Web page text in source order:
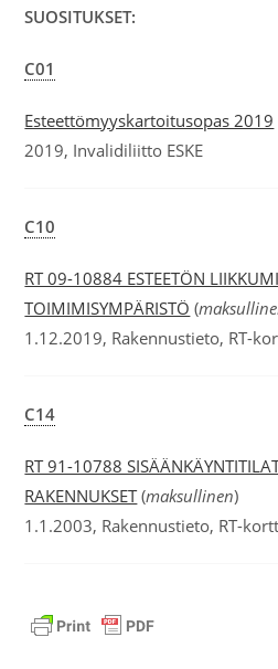
SUOSITUKSET:
C01
Esteettömyyskartoitusopas 2019
2019, Invalidiliitto ESKE
C10
RT 09-10884 ESTEETÖN
TOIMIMISYMPÄRISTÖ (
1.12.2019, Rakennustieto, RT-
C14
RT 91-10788
RAKENNUKSET(maksullinen)
1.1.2003, Rakennustieto, RT-